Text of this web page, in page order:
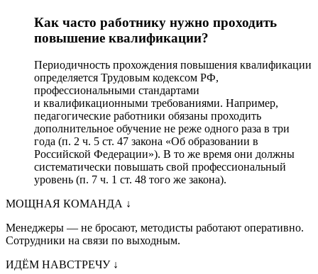
Как часто работнику нужно проходить
повышение квалификации?
Периодичность прохождения повышения квалификации
определяется Трудовым кодексом РФ,
профессиональными стандартами
и квалификационными требованиями. Например,
педагогические работники обязаны проходить
дополнительное обучение не реже одного раза в три
года (п. 2 ч. 5 ст. 47 закона «Об образовании в
Российской Федерации»). В то же время они должны
систематически повышать свой профессиональный
уровень (п. 7 ч. 1 ст. 48 того же закона).
МОЩНАЯ КОМАНДА ↓
Менеджеры — не бросают, методисты работают оперативно.
Сотрудники на связи по выходным.
ИДЁМ НАВСТРЕЧУ ↓